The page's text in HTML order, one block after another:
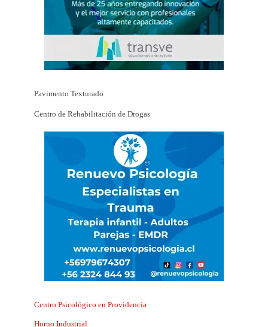
Pavimento Texturado
Centro de Rehabilitación de Drogas
Centro Psicológico en Providencia
Horno Industrial